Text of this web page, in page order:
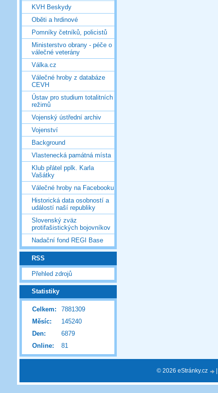
KVH Beskydy
Oběti a hrdinové
Pomníky četníků, policistů
Ministerstvo obrany - péče o
válečné veterány
Válka.cz
Válečné hroby z databáze
CEVH
Ústav pro studium totalitních
režimů
Vojenský ústřední archiv
Vojenství
Background
Vlastenecká památná místa
Klub přátel pplk. Karla
Vašátky
Válečné hroby na Facebooku
Historická data osobností a
událostí naší republiky
Slovenský zväz
protifašistických bojovníkov
Nadační fond REGI Base
RSS
Přehled zdrojů
Statistiky
Online: 81
Celkem:
7881309
Měsíc:
145240
Den:
6879
© 2026 eStránky.cz